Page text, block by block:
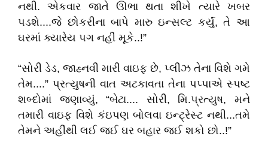
નથી. એકવાર જાતે ઊભા થતા શીખે ત્યારે ખબર
પડશે....જે છોકરીના બાપે મારુ ઇન્સલ્ટ કર્યું, તે આ
ઘરમાં ક્યારેય પગ નહીં મૂકે..!”
“સોરી ડેડ, જાહ્નવી મારી વાઇફ છે, પ્લીઝ તેના વિશે ગમે
તેમ....” પ્રત્યુષની વાત અટકાવતા તેના પપ્પાએ સ્પષ્ટ
શબ્દોમાં જણાવ્યું, “બેટા.... સોરી, મિ.પ્રત્યુષ, મને
તમારી વાઇફ વિશે કંઇપણ બોલવા ઇન્ટ્રેસ્ટ નથી...તમે
તેમને અહીંથી લઈ જઈ ઘર બહાર જઈ શકો છો..!”